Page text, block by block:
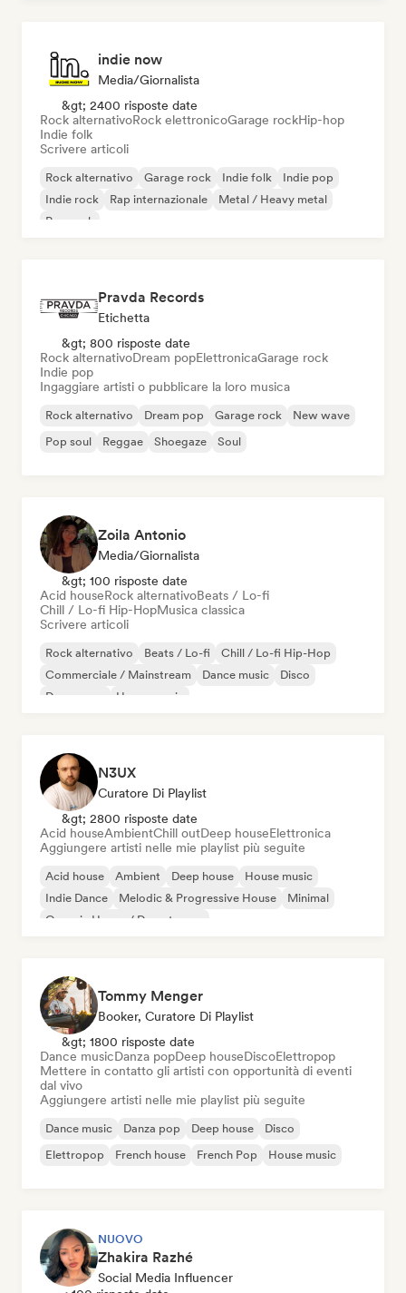
indie now
Media/Giornalista
&gt; 2400 risposte date
Rock alternativoRock elettronicoGarage rockHip-hop
Indie folk
Scrivere articoli
Rock alternativo Garage rock Indie folk
Indie pop
Indie rock
Rap internazionale
Metal / Heavy metal
Pop rock
Pravda Records
Etichetta
&gt; 800 risposte date
Rock alternativoDream popElettronicaGarage rock
Indie pop
Ingaggiare artisti o pubblicare la loro musica
Rock alternativo Dream pop Garage rock
New wave
Pop soul
Reggae Shoegaze Soul
Zoila Antonio
Media/Giornalista
&gt; 100 risposte date
Acid houseRock alternativoBeats / Lo-fi
Chill / Lo-fi Hip-HopMusica classica
Scrivere articoli
Rock alternativo Beats / Lo-fi
Chill / Lo-fi Hip-Hop
Commerciale / Mainstream
Dance music
Disco
Dream pop
House music
N3UX
Curatore Di Playlist
&gt; 2800 risposte date
Acid houseAmbientChill outDeep houseElettronica
Aggiungere artisti nelle mie playlist più seguite
Acid house Ambient Deep house
House music
Indie Dance
Melodic & Progressive House
Minimal
Organic House / Downtempo
Tommy Menger
Booker, Curatore Di Playlist
&gt; 1800 risposte date
Dance musicDanza popDeep houseDiscoElettropop
Mettere in contatto gli artisti con opportunità di eventi
dal vivo
Aggiungere artisti nelle mie playlist più seguite
Dance music Danza pop Deep house
Disco
Elettropop
French house French Pop House music
NUOVO
Zhakira Razhé
Social Media Influencer